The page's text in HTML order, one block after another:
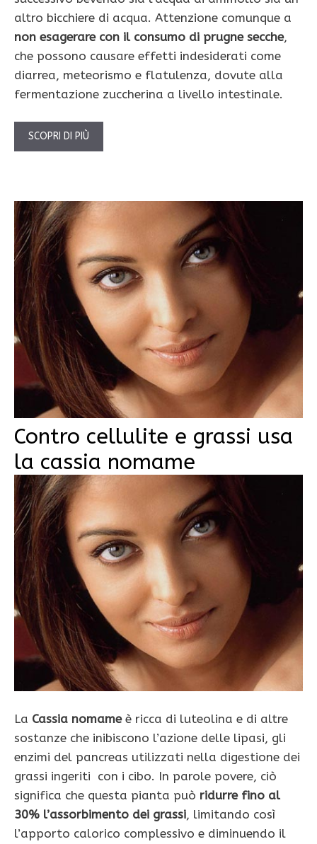
altro bicchiere di acqua. Attenzione comunque a
non esagerare con il consumo di prugne secche,
che possono causare effetti indesiderati come
diarrea, meteorismo e flatulenza, dovute alla
fermentazione zuccherina a livello intestinale.
SCOPRI DI PIÙ
Contro cellulite e grassi usa
la cassia nomame
La Cassia nomameè ricca di luteolina e di altre
sostanze che inibiscono l’azione delle lipasi, gli
enzimi del pancreas utilizzati nella digestione dei
grassi ingeriti con i cibo. In parole povere, ciò
significa che questa pianta può ridurre fino al
30% l’assorbimento dei grassi, limitando così
l’apporto calorico complessivo e diminuendo il